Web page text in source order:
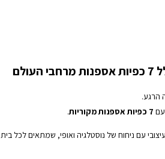
הרגע.
7 כפיות אספנות מקוריות .
עם ניחוח של נוסטלגיה ואופי, שמתאים לכל